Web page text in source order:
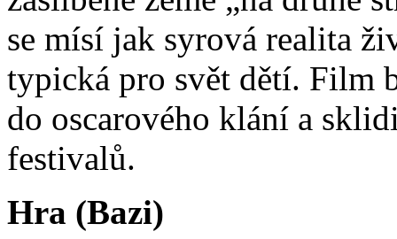
se mísí jak syrová realita
typická pro svět dětí. Film
do oscarového klání a
festivalů.
Hra (Bazi)